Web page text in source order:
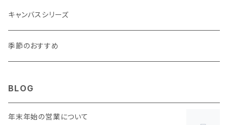
マチあり
マチなし
マチあり
マチあり
キャンバスシリーズ
季節のおすすめ
BLOG
年末年始の営業について